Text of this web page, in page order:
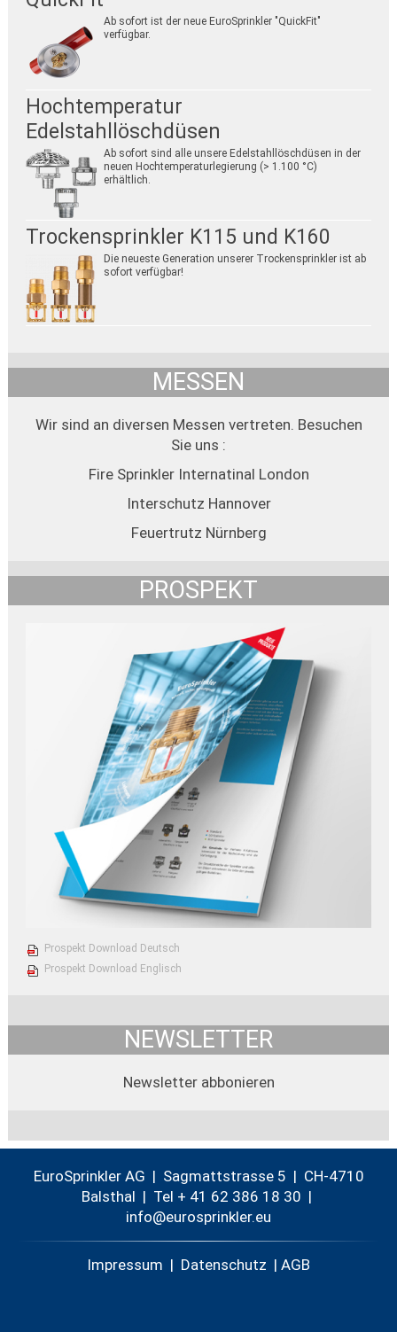
Ab sofort ist der neue EuroSprinkler "QuickFit"
verfügbar.
Hochtemperatur
Edelstahllöschdüsen
Ab sofort sind alle unsere Edelstahllöschdüsen in der
neuen Hochtemperaturlegierung (> 1.100 °C)
erhältlich.
Trockensprinkler K115 und K160
Die neueste Generation unserer Trockensprinkler ist ab
sofort verfügbar!
MESSEN
Wir sind an diversen Messen vertreten. Besuchen
Sie uns :
Fire Sprinkler Internatinal London
Interschutz Hannover
Feuertrutz Nürnberg
PROSPEKT
Prospekt Download Deutsch
Prospekt Download Englisch
NEWSLETTER
Newsletter abbonieren
EuroSprinkler AG | Sagmattstrasse 5 | CH-4710
Balsthal | Tel + 41 62 386 18 30 |
nf
r spr nkl r
Impressum | Datenschutz | AGB